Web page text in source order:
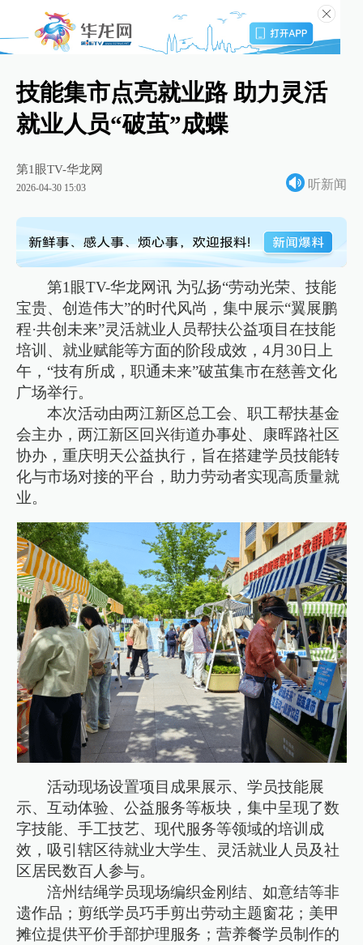
技能集市点亮就业路 助力灵活
就业人员“破茧”成蝶
第1眼TV-华龙网
2026-04-30 15:03 听新闻
第1眼TV-华龙网讯 为弘扬“劳动光荣、技能
宝贵、创造伟大”的时代风尚，集中展示“翼展鹏
程·共创未来”灵活就业人员帮扶公益项目在技能
培训、就业赋能等方面的阶段成效，4月30日上
午，“技有所成，职通未来”破茧集市在慈善文化
广场举行。
本次活动由两江新区总工会、职工帮扶基金
会主办，两江新区回兴街道办事处、康晖路社区
协办，重庆明天公益执行，旨在搭建学员技能转
化与市场对接的平台，助力劳动者实现高质量就
业。
活动现场设置项目成果展示、学员技能展
示、互动体验、公益服务等板块，集中呈现了数
字技能、手工技艺、现代服务等领域的培训成
效，吸引辖区待就业大学生、灵活就业人员及社
区居民数百人参与。
涪州结绳学员现场编织金刚结、如意结等非
遗作品；剪纸学员巧手剪出劳动主题窗花；美甲
摊位提供平价手部护理服务；营养餐学员制作的